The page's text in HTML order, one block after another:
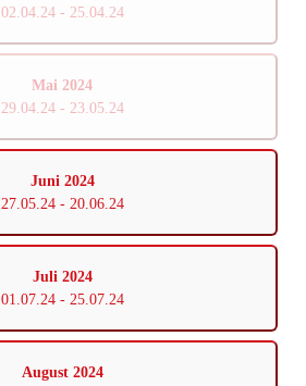
02.04.24 - 25.04.24
Mai 2024
29.04.24 - 23.05.24
Juni 2024
27.05.24 - 20.06.24
Juli 2024
01.07.24 - 25.07.24
August 2024